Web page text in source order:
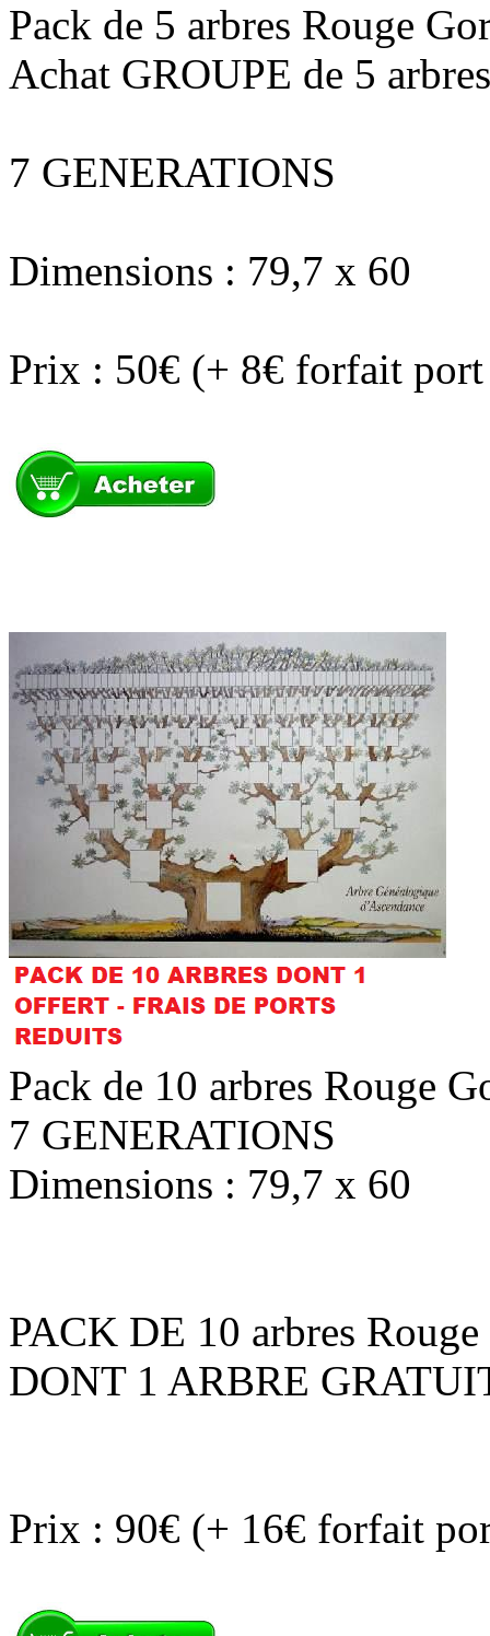
Pack de 5 arbres Rouge
Achat GROUPE de 5
7 GENERATIONS
Dimensions : 79,7 x 60
Prix : 50€ (+ 8€ forfait
Pack de 10 arbres Rouge
7 GENERATIONS
Dimensions : 79,7 x 60
PACK DE 10 arbres Rouge
DONT 1 ARBRE
Prix : 90€ (+ 16€ forfait